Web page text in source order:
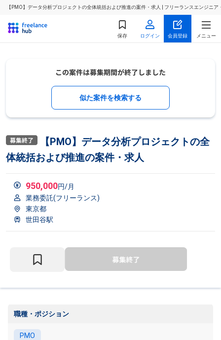
【PMO】データ分析プロジェクトの全体統括および推進の案件・求人 | フリーランスエンジニ
保存 ログイン 会員登録 メニュー
似た案件を検索する
【PMO】データ分析プロジェクトの全
体統括および推進の案件・求人
950,000円/月
業務委託(フリーランス)
東京都
世田谷駅
職種・ポジション
PMO